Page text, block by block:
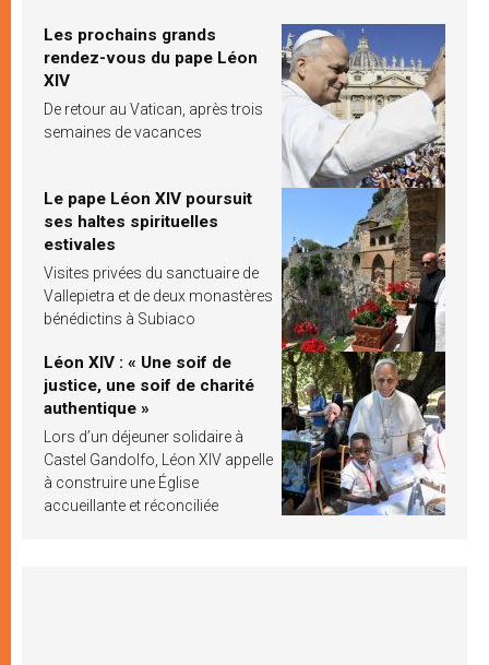
Les prochains grands
rendez-vous du pape Léon
XIV
De retour au Vatican, après trois
semaines de vacances
Le pape Léon XIV poursuit
ses haltes spirituelles
estivales
Visites privées du sanctuaire de
Vallepietra et de deux monastères
bénédictins à Subiaco
Léon XIV : « Une soif de
justice, une soif de charité
authentique »
Lors d’un déjeuner solidaire à
Castel Gandolfo, Léon XIV appelle
à construire une Église
accueillante et réconciliée